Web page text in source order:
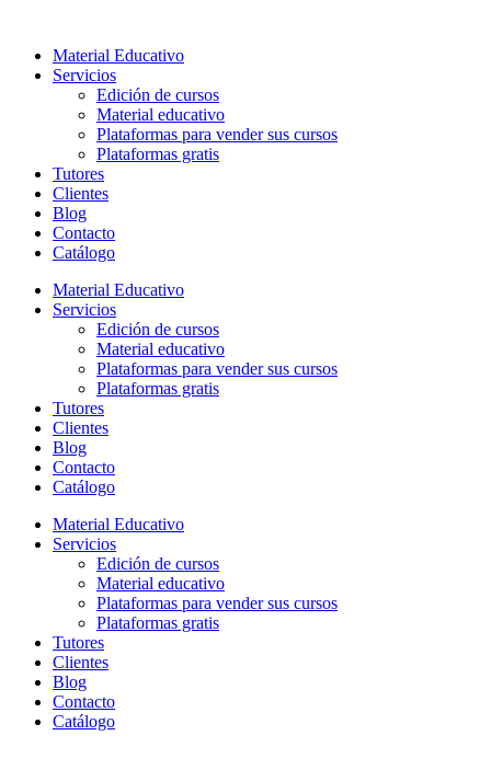
contenidoMaterial Educativo
Servicios
Edición de cursos
Material educativo
Plataformas para vender sus cursos
Plataformas gratis
Tutores
Clientes
Blog
Contacto
Catálogo
Material Educativo
Servicios
Edición de cursos
Material educativo
Plataformas para vender sus cursos
Plataformas gratis
Tutores
Clientes
Blog
Contacto
Catálogo
Material Educativo
Servicios
Edición de cursos
Material educativo
Plataformas para vender sus cursos
Plataformas gratis
Tutores
Clientes
Blog
Contacto
Catálogo